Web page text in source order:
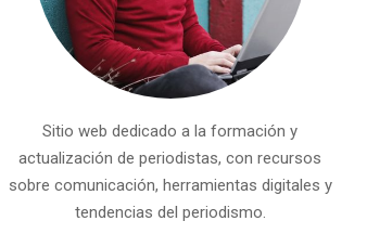
Sitio web dedicado a la formación y
actualización de periodistas, con recursos
sobre comunicación, herramientas digitales y
tendencias del periodismo.